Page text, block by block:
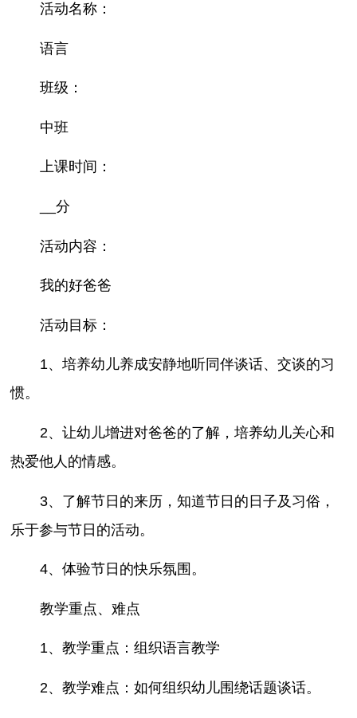
活动名称：
语言
班级：
中班
上课时间：
__分
活动内容：
我的好爸爸
活动目标：
1、培养幼儿养成安静地听同伴谈话、交谈的习
惯。
2、让幼儿增进对爸爸的了解，培养幼儿关心和
热爱他人的情感。
3、了解节日的来历，知道节日的日子及习俗，
乐于参与节日的活动。
4、体验节日的快乐氛围。
教学重点、难点
1、教学重点：组织语言教学
2、教学难点：如何组织幼儿围绕话题谈话。